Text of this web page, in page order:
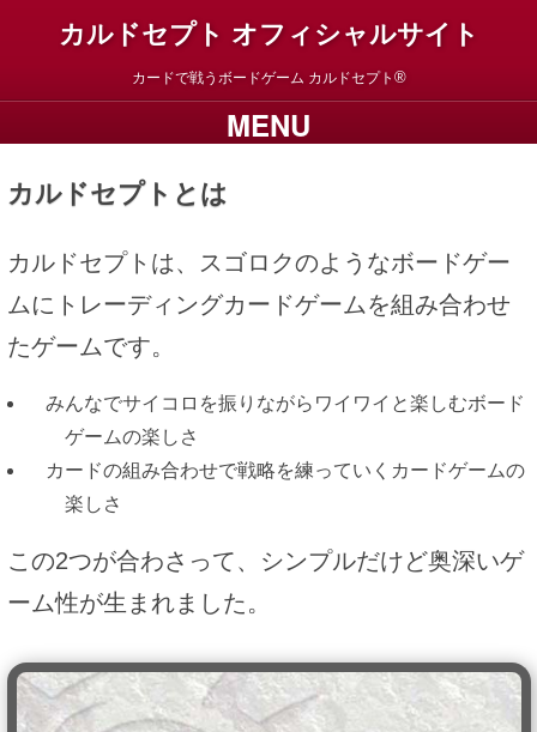
カルドセプト オフィシャルサイト
カードで戦うボードゲーム カルドセプト
MENU
カルドセプトとは
カルドセプトは、スゴロクのようなボードゲー
ムにトレーディングカードゲームを組み合わせ
たゲームです。
みんなでサイコロを振りながらワイワイと楽しむボード
ゲームの楽しさ
カードの組み合わせで戦略を練っていくカードゲームの
楽しさ
この2つが合わさって、シンプルだけど奥深いゲ
ーム性が生まれました。